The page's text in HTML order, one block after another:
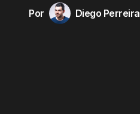
Por Diego Perreira